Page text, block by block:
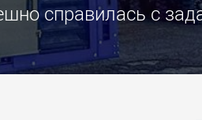
справилась с